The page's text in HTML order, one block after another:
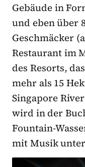
Gebäude in
und eben über
Geschmäcker
Restaurant im
des Resorts,
mehr als 15
Singapore
wird in der
Fountain-
mit Musik